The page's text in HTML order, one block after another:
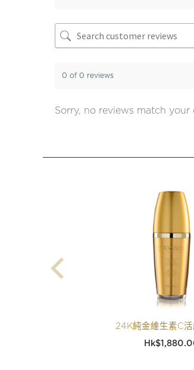
0 of 0 reviews
Sorry, no reviews match your
24K純金維生素C
$